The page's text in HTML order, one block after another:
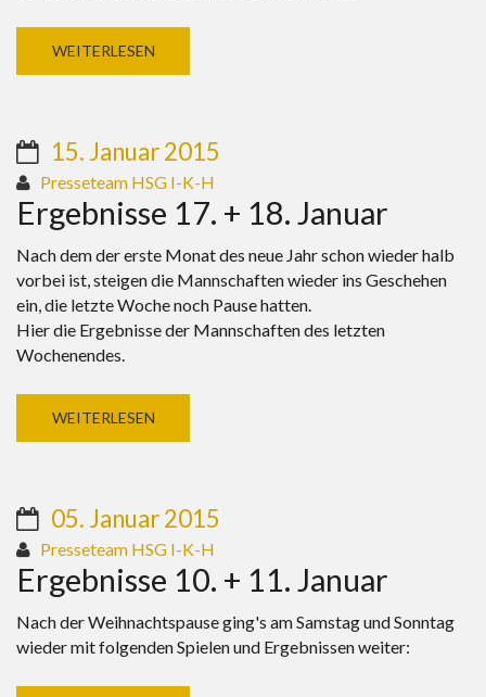
WEITERLESEN
15. Januar 2015
Presseteam HSG I-K-H
Ergebnisse 17. + 18. Januar
Nach dem der erste Monat des neue Jahr schon wieder halb
vorbei ist, steigen die Mannschaften wieder ins Geschehen
ein, die letzte Woche noch Pause hatten.
Hier die Ergebnisse der Mannschaften des letzten
Wochenendes.
WEITERLESEN
05. Januar 2015
Presseteam HSG I-K-H
Ergebnisse 10. + 11. Januar
Nach der Weihnachtspause ging's am Samstag und Sonntag
wieder mit folgenden Spielen und Ergebnissen weiter: